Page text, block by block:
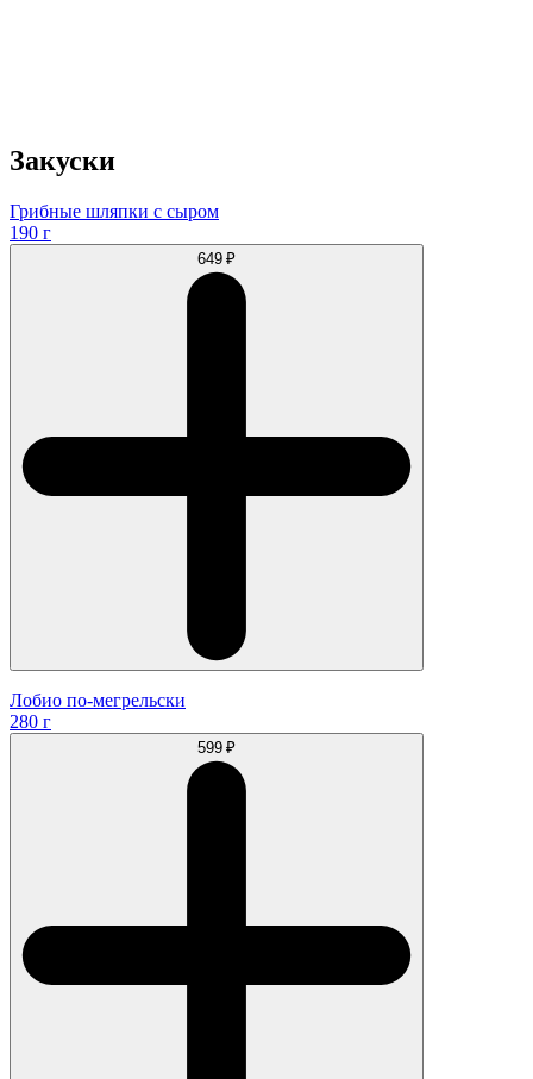
Закуски
Грибные шляпки с сыром
190 г
649 ₽
Лобио по-мегрельски
280 г
599 ₽